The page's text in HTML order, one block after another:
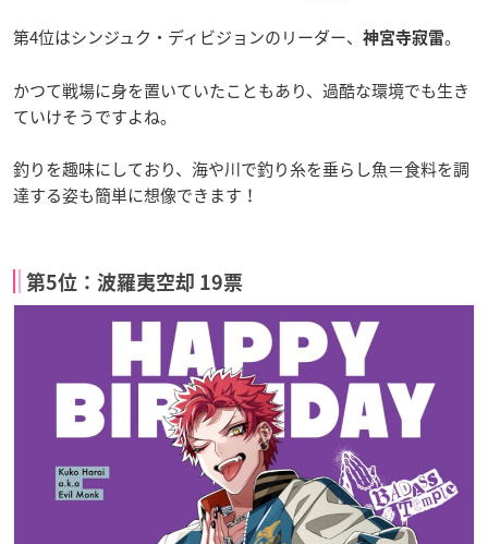
第4位はシンジュク・ディビジョンのリーダー、 神宮寺寂雷。
かつて戦場に身を置いていたこともあり、過酷な環境でも生き
ていけそうですよね。
釣りを趣味にしており、海や川で釣り糸を垂らし魚＝食料を調
達する姿も簡単に想像できます！
第5位：波羅夷空却 19票